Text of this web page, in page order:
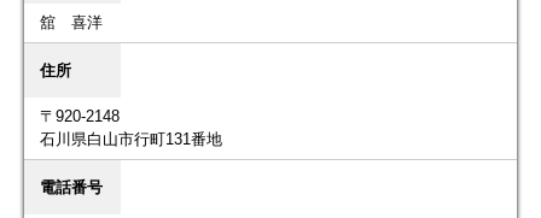
舘 喜洋
住所
〒920-2148
石川県白山市行町131番地
電話番号